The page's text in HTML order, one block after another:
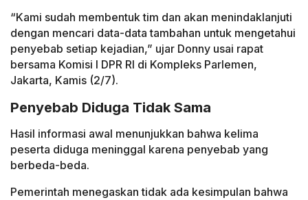
“Kami sudah membentuk tim dan akan menindaklanjuti
dengan mencari data-data tambahan untuk mengetahui
penyebab setiap kejadian,” ujar Donny usai rapat
bersama Komisi I DPR RI di Kompleks Parlemen,
Jakarta, Kamis (2/7).
Penyebab Diduga Tidak Sama
Hasil informasi awal menunjukkan bahwa kelima
peserta diduga meninggal karena penyebab yang
berbeda-beda.
Pemerintah menegaskan tidak ada kesimpulan bahwa